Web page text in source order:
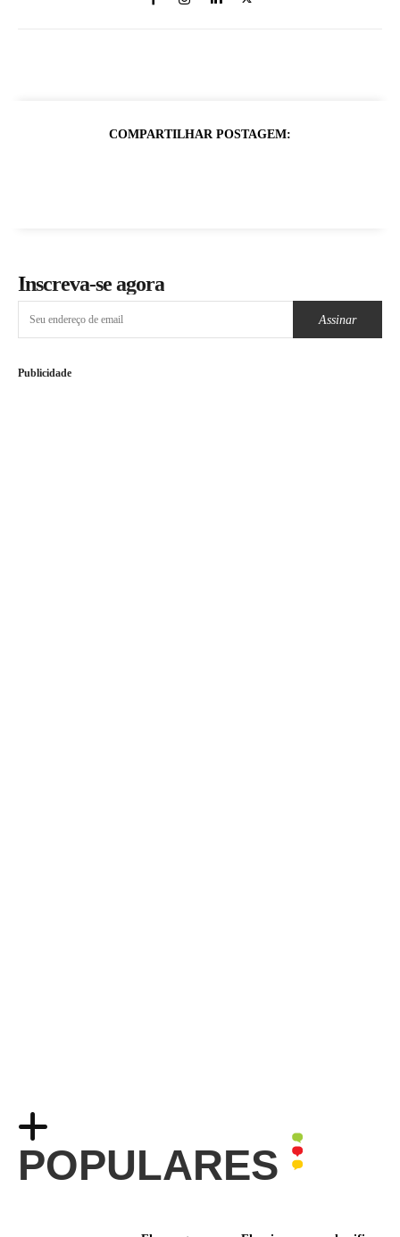
COMPARTILHAR POSTAGEM:
Inscreva-se agora
Assinar
Publicidade
POPULARES